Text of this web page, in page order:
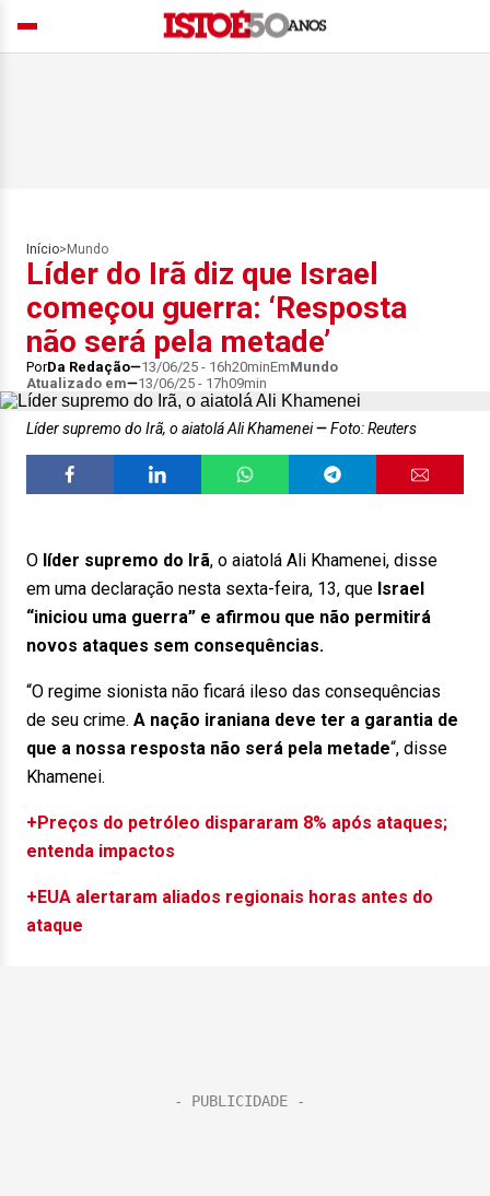
Início> Mundo
Líder do Irã diz que Israel
começou guerra: ‘Resposta
não será pela metade’
PorDa Redação 13/06/25 - 16h20minEmMundo
Atualizado em
13/06/25 - 17h09min
Líder supremo do Irã, o aiatolá Ali Khamenei Foto: Reuters
O líder supremo do Irã, o aiatolá Ali Khamenei, disse
em uma declaração nesta sexta-feira, 13, que Israel
“iniciou uma guerra” e afirmou que não permitirá
novos ataques sem consequências.
“O regime sionista não ficará ileso das consequências
de seu crime. A nação iraniana deve ter a garantia de
que a nossa resposta não será pela metade“, disse
Khamenei.
+Preços do petróleo dispararam 8% após ataques;
entenda impactos
+EUA alertaram aliados regionais horas antes do
ataque